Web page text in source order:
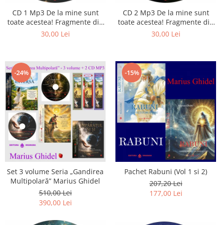
Literatura
Psihologie
Stiinta
CD 1 Mp3 De la mine sunt
toate acestea! Fragmente din
cărțile lui Marius Ghidel
30,00 Lei
CD 2 Mp3 De la mine sunt
toate acestea! Fragmente din
cărțile lui Marius Ghidel
30,00 Lei
-24%
Set 3 volume Seria „Gandirea
Multipolară” Marius Ghidel
510,00 Lei
390,00 Lei
-15%
Pachet Rabuni (Vol 1 si 2)
207,20 Lei
177,00 Lei